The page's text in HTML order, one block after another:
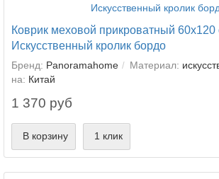
Коврик меховой прикроватный
Искусственный кролик бордо
Бренд: Panoramahome Материал:
на: Китай
1 370 руб
В корзину 1 клик